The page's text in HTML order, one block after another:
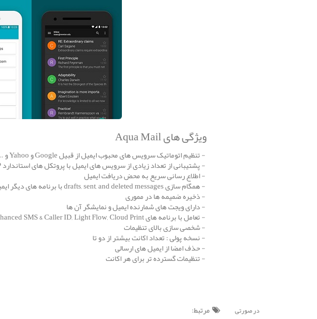
ویژگی های Aqua Mail
- تنظیم اتوماتیک سرویس های محبوب ایمیل از قبیل Google و Yahoo و …
- پشتیبانی از تعداد زیادی از سرویس های ایمیل با پروتکل های استاندارد IMAP, POP3, SMTP
- اطلاع رسانی سریع به محض دریافت ایمیل
- همگام سازی drafts, sent, and deleted messages با برنامه های دیگر ایمیل
- ذخیره ضمیمه ها در مموری
- دارای ویجت های شمارنده ایمیل و نمایشگر آن ها
- تعامل با برنامه های Tasker , Enhanced SMS & Caller ID, Light Flow, Cloud Print
- شخصی سازی بالای تنظیمات
- نسخه پولی : تعداد اکانت بیشتر از دو تا
- حذف امضا از ایمیل های ارسالی
- تنظیمات گسترده تر برای هر اکانت
در صورتی
مرتبط: